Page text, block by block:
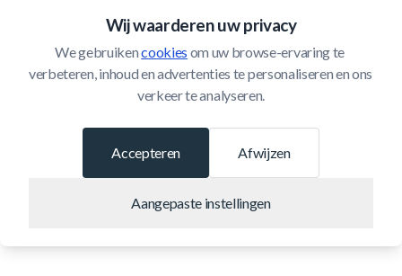
Wij waarderen uw privacy
We gebruiken cookies om uw browse-ervaring te
verbeteren, inhoud en advertenties te personaliseren en ons
verkeer te analyseren.
Afwijzen
Aangepaste instellingen
Accepteren
Klantenservice